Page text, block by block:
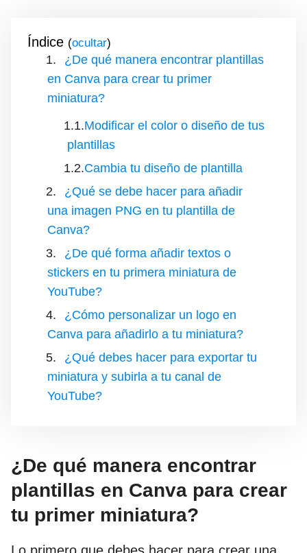
Índice ( )
¿De qué manera encontrar plantillas
en Canva para crear tu primer
miniatura?
Modificar el color o diseño de tus
plantillas
Cambia tu diseño de plantilla
¿Qué se debe hacer para añadir
una imagen PNG en tu plantilla de
Canva?
¿De qué forma añadir textos o
stickers en tu primera miniatura de
YouTube?
¿Cómo personalizar un logo en
Canva para añadirlo a tu miniatura?
¿Qué debes hacer para exportar tu
miniatura y subirla a tu canal de
YouTube?
¿De qué manera encontrar
plantillas en Canva para crear
tu primer miniatura?